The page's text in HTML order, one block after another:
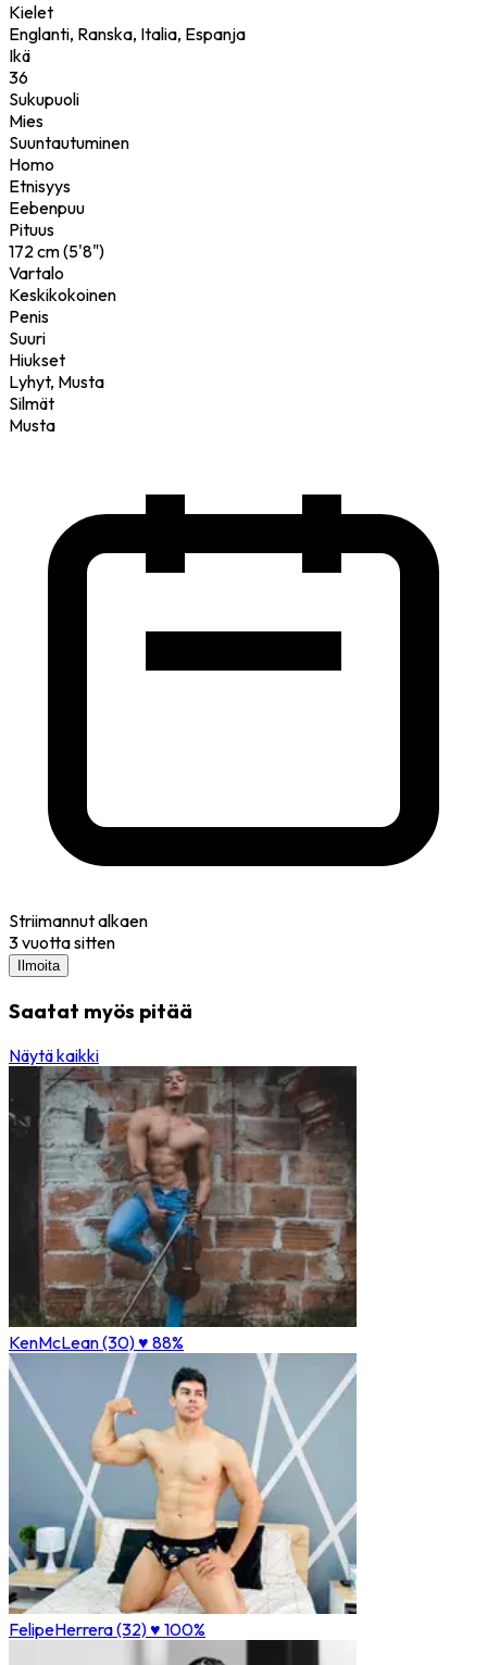
Kielet
Englanti, Ranska, Italia, Espanja
Ikä
36
Sukupuoli
Mies
Suuntautuminen
Homo
Etnisyys
Eebenpuu
Pituus
172 cm (5'8")
Vartalo
Keskikokoinen
Penis
Suuri
Hiukset
Lyhyt, Musta
Silmät
Musta
Striimannut alkaen
3 vuotta sitten
Ilmoita
Saatat myös pitää
Näytä kaikki
KenMcLean (30)♥ 88%
FelipeHerrera (32)♥ 100%